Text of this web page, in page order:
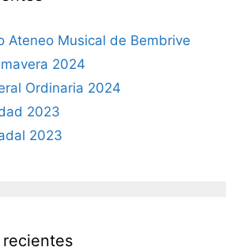
Ateneo Musical de Bembrive
2024
Ordinaria 2024
2023
2023